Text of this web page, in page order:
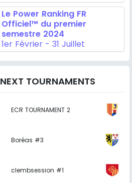
Le Power Ranking FR
Officiel™ du premier
semestre 2024
1er Février - 31 Juillet
NEXT TOURNAMENTS
ECR TOURNAMENT 2
Boréas #3
clembsession #1